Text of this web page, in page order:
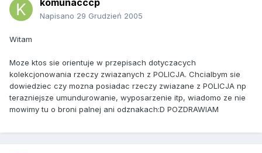
komunacccp
Napisano 29 Grudzień 2005
Witam
Moze ktos sie orientuje w przepisach dotyczacych
kolekcjonowania rzeczy zwiazanych z POLICJA. Chcialbym sie
dowiedziec czy mozna posiadac rzeczy zwiazane z POLICJA np
terazniejsze umundurowanie, wyposarzenie itp, wiadomo ze nie
mowimy tu o broni palnej ani odznakach:D POZDRAWIAM